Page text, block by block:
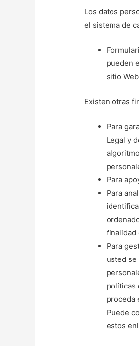
Los datos
el sistema de
pueden
sitio
Existen otras
Para
Legal y
Para
Para
finalidad
Para
usted se
políticas
proceda
Puede
estos